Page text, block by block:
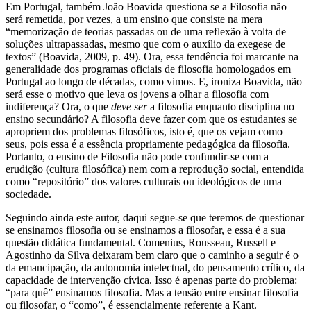
Em Portugal, também João Boavida questiona se a Filosofia não
será remetida, por vezes, a um ensino que consiste na mera
“memorização de teorias passadas ou de uma reflexão à volta de
soluções ultrapassadas, mesmo que com o auxílio da exegese de
textos” (Boavida, 2009, p. 49). Ora, essa tendência foi marcante na
generalidade dos programas oficiais de filosofia homologados em
Portugal ao longo de décadas, como vimos. E, ironiza Boavida, não
será esse o motivo que leva os jovens a olhar a filosofia com
indiferença? Ora, o que deve sera filosofia enquanto disciplina no
ensino secundário? A filosofia deve fazer com que os estudantes se
apropriem dos problemas filosóficos, isto é, que os vejam como
seus, pois essa é a essência propriamente pedagógica da filosofia.
Portanto, o ensino de Filosofia não pode confundir-se com a
erudição (cultura filosófica) nem com a reprodução social, entendida
como “repositório” dos valores culturais ou ideológicos de uma
sociedade.
Seguindo ainda este autor, daqui segue-se que teremos de questionar
se ensinamos filosofia ou se ensinamos a filosofar, e essa é a sua
questão didática fundamental. Comenius, Rousseau, Russell e
Agostinho da Silva deixaram bem claro que o caminho a seguir é o
da emancipação, da autonomia intelectual, do pensamento crítico, da
capacidade de intervenção cívica. Isso é apenas parte do problema:
“para quê” ensinamos filosofia. Mas a tensão entre ensinar filosofia
ou filosofar, o “como”, é essencialmente referente a Kant.